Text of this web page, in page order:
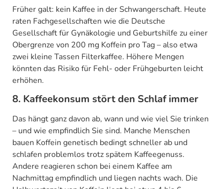
Früher galt: kein Kaffee in der Schwangerschaft. Heute
raten Fachgesellschaften wie die Deutsche
Gesellschaft für Gynäkologie und Geburtshilfe zu einer
Obergrenze von 200 mg Koffein pro Tag – also etwa
zwei kleine Tassen Filterkaffee. Höhere Mengen
könnten das Risiko für Fehl- oder Frühgeburten leicht
erhöhen.
8. Kaffeekonsum stört den Schlaf immer
Das hängt ganz davon ab, wann und wie viel Sie trinken
– und wie empfindlich Sie sind. Manche Menschen
bauen Koffein genetisch bedingt schneller ab und
schlafen problemlos trotz spätem Kaffeegenuss.
Andere reagieren schon bei einem Kaffee am
Nachmittag empfindlich und liegen nachts wach. Die